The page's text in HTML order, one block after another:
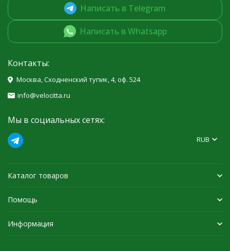
Написать в Telegram
Написать в Whatsapp
Контакты:
Москва, Сходненский тупик, 4, оф. 524
info@velocitta.ru
Мы в социальных сетях:
RUB
Каталог товаров
Помощь
Информация